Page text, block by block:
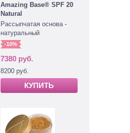
Amazing Base® SPF 20
Natural
Рассыпчатая основа -
натуральный
-10%
7380 руб.
8200 руб.
КУПИТЬ